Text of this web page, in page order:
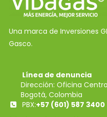
Una marca de Inversiones
Gasco.
Línea de denuncia
Dirección: Oficina
Bogotá, Colombia
PBX:+57 (601) 587 3400